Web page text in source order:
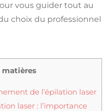
vous guider tout au
choix du professionnel
matières
de l’épilation laser
laser : l’importance